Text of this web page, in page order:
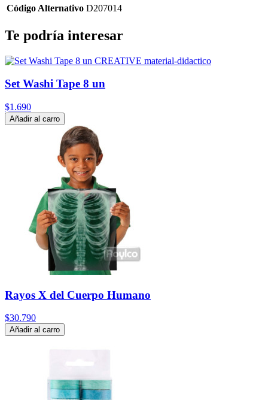
Código Alternativo D207014
Te podría interesar
Set Washi Tape 8 un
$1.690
Añadir al carro
Rayos X del Cuerpo Humano
$30.790
Añadir al carro